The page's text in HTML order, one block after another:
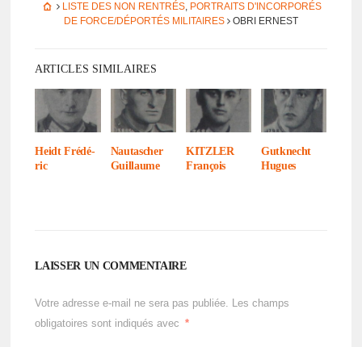
LISTE DES NON RENTRÉS, PORTRAITS D'INCORPORÉS
DE FORCE/DÉPORTÉS MILITAIRES OBRI ERNEST
ARTICLES SIMILAIRES
Heidt Frédé­
ric
Nauta­scher
Guillaume
KITZLER
François
Gutk­necht
Hugues
LAISSER UN COMMENTAIRE
Votre adresse e-mail ne sera pas publiée. Les champs
obligatoires sont indiqués avec
*